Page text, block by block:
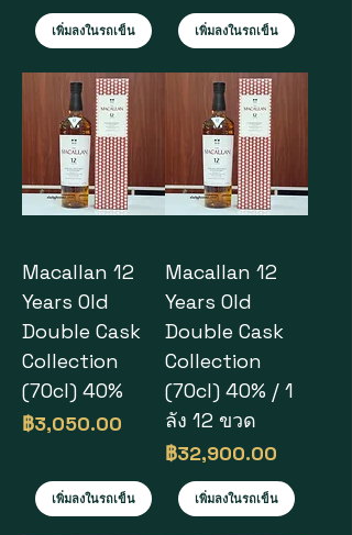
เพิ่มลงในรถเข็น เพิ่มลงในรถเข็น
Macallan 12
Years Old
Double Cask
Collection
(70cl) 40%
ราคา
฿3,050.00
เพิ่มลงในรถเข็น
Macallan 12
Years Old
Double Cask
Collection
(70cl) 40% / 1
ลัง 12 ขวด
ราคา
฿32,900.00
เพิ่มลงในรถเข็น